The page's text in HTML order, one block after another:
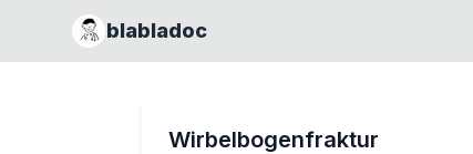
blabladoc
Wirbelbogenfraktur